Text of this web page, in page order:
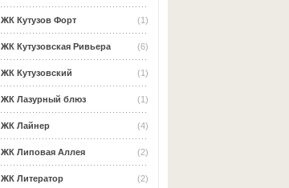
(1)
ЖК Кутузов Форт
(6)
ЖК Кутузовская Ривьера
(1)
ЖК Кутузовский
(1)
ЖК Лазурный блюз
(4)
ЖК Лайнер
(2)
ЖК Липовая Аллея
(2)
ЖК Литератор